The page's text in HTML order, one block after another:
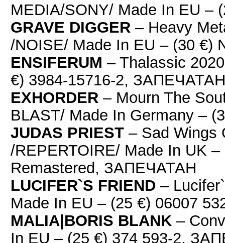
MEDIA/SONY/ Made In EU
GRAVE DIGGER – Heavy
/NOISE/ Made In EU – (30
ENSIFERUM – Thalassic
€) 3984-15716-2, ЗАПЕЧАТАН
EXHORDER – Mourn The
BLAST/ Made In Germany –
JUDAS PRIEST – Sad Wings
/REPERTOIRE/ Made In UK
Remastered, ЗАПЕЧАТАН
LUCIFER`S FRIEND –
Made In EU – (25 €) 06007
MALIA|BORIS BLANK –
In EU – (25 €) 374 593-2,